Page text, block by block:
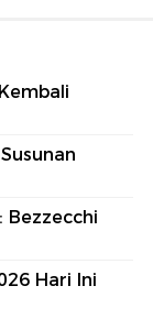
Bezzecchi
Hari Ini